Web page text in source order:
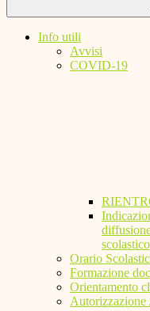
Info utili
Avvisi
COVID-19
scolastico
Orario
Formazione
Orientamento
Autorizzazione